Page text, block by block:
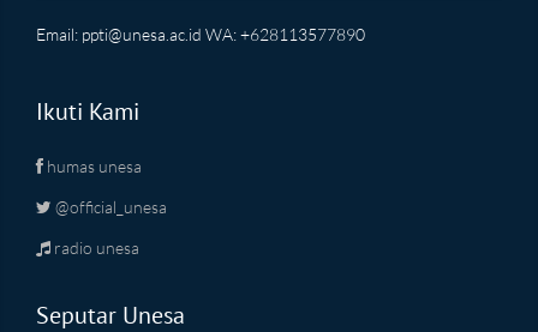
Email: ppti@unesa.ac.id WA: +628113577890
Ikuti Kami
humas unesa
@official_unesa
radio unesa
Seputar Unesa